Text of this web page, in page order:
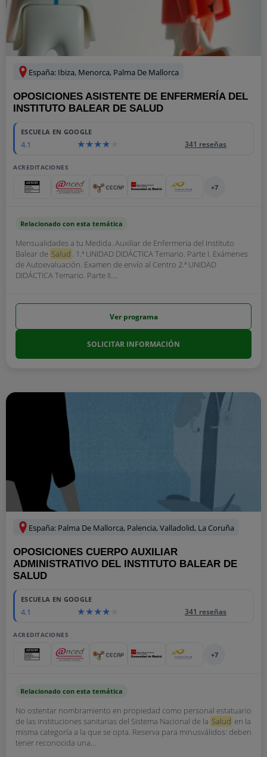
España: Ibiza, Menorca, Palma De Mallorca
OPOSICIONES ASISTENTE DE ENFERMERÍA DEL
INSTITUTO BALEAR DE SALUD
ESCUELA EN GOOGLE
4.1 341 reseñas
ACREDITACIONES
+7
Relacionado con esta temática
Mensualidades a tu Medida. Auxiliar de Enfermeria del Instituto
Balear de Salud . 1.ª UNIDAD DIDÁCTICA Temario. Parte I. Exámenes
de Autoevaluación. Examen de envío al Centro 2.ª UNIDAD
DIDÁCTICA Temario. Parte II....
Ver programa
SOLICITAR INFORMACIÓN
España: Palma De Mallorca, Palencia, Valladolid, La Coruña
OPOSICIONES CUERPO AUXILIAR
ADMINISTRATIVO DEL INSTITUTO BALEAR DE
SALUD
ESCUELA EN GOOGLE
4.1 341 reseñas
ACREDITACIONES
+7
Relacionado con esta temática
No ostentar nombramiento en propiedad como personal estatuario
de las instituciones sanitarias del Sistema Nacional de la Salud en la
misma categoría a la que se opta. Reserva para minusválidos: deben
tener reconocida una...